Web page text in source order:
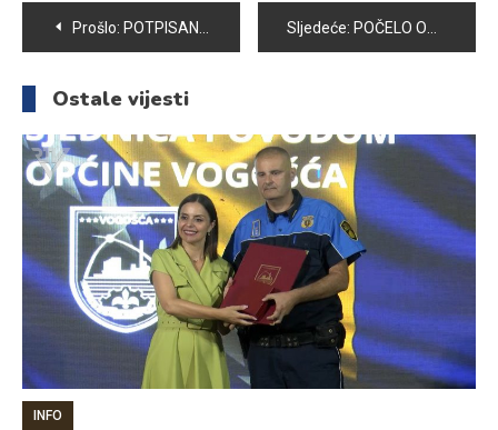
Navigacija
članaka
Prošlo: POTPISAN UGOVOR ZA SANACIJU KLIZIŠTA U NASELJU SVRAKE Sljedeće: POČELO OBILJEŽAVANJE GODIŠNJICE OSNIVANJA SPECIJALNE JEDINICE ODREDA ” BOSNA”
Ostale vijesti
INFO